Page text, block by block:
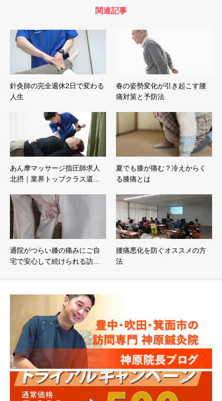
関連記事
針灸師の完全週休2日で変わる
人生
春の姿勢変化が引き起こす腰
痛対策と予防法
あん摩マッサージ指圧師求人
北摂｜業界トップクラス還…
夏でも膝が痛む？冷えからく
る膝痛とは
通院がつらい膝の痛みにご自
宅で安心して続けられる訪…
腰痛悪化を防ぐオススメの方
法